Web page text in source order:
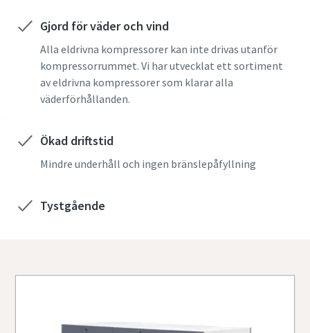
Gjord för väder och vind
Alla eldrivna kompressorer kan inte drivas utanför
kompressorrummet. Vi har utvecklat ett sortiment
av eldrivna kompressorer som klarar alla
väderförhållanden.
Ökad driftstid
Mindre underhåll och ingen bränslepåfyllning
Tystgående